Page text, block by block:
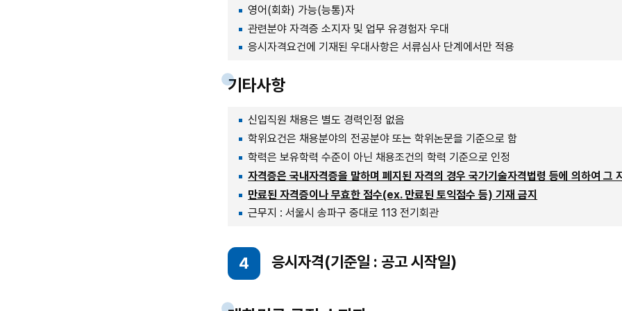
영어(회화) 가능(능통)자
관련분야 자격증 소지자 및 업무 유경험자 우대
응시자격요건에 기재된 우대사항은 서류심사 단계에서만 적용
기타사항
신입직원 채용은 별도 경력인정 없음
학위요건은 채용분야의 전공분야 또는 학위논문을 기준으로 함
학력은 보유학력 수준이 아닌 채용조건의 학력 기준으로 인정
자격증은 국내자격증을 말하며 폐지된 자격의 경우 국가기술자격법령 등에 의하여 그
만료된 자격증이나 무효한 점수(ex. 만료된 토익점수 등) 기재 금지
근무지 : 서울시 송파구 중대로 113 전기회관
4 응시자격(기준일 : 공고 시작일)